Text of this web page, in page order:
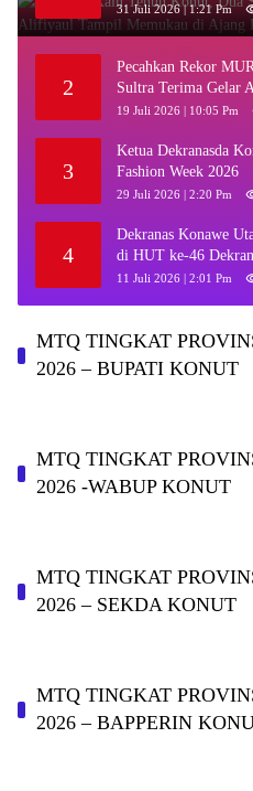
Ajang BTN
31 Juli 2026 | 1:21 Pm
2
Pecahkan Rekor
Sultra Terima Gelar
Bersinergi
19 Juli 2026 | 10:05 Pm
3
Ketua Dekranasda
Fashion Week 2026
29 Juli 2026 | 2:20 Pm
4
Dekranas Konawe
di HUT ke-46
Daerah
11 Juli 2026 | 2:01 Pm
MTQ TINGKAT
2026 – BUPATI KONUT
MTQ TINGKAT
2026 -WABUP KONUT
MTQ TINGKAT
2026 – SEKDA KONUT
MTQ TINGKAT
2026 – BAPPERIN